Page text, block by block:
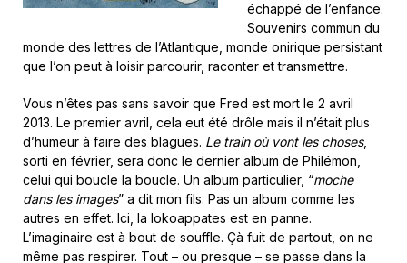
échappé de l’enfance.
Souvenirs commun du
monde des lettres de l’Atlantique, monde onirique persistant
que l’on peut à loisir parcourir, raconter et transmettre.
Vous n’êtes pas sans savoir que Fred est mort le 2 avril
2013. Le premier avril, cela eut été drôle mais il n’était plus
d’humeur à faire des blagues. Le train où vont les choses,
sorti en février, sera donc le dernier album de Philémon,
celui qui boucle la boucle. Un album particulier, “moche
dans les images” a dit mon fils. Pas un album comme les
autres en effet. Ici, la lokoappates est en panne.
L’imaginaire est à bout de souffle. Çà fuit de partout, on ne
même pas respirer. Tout – ou presque – se passe dans la